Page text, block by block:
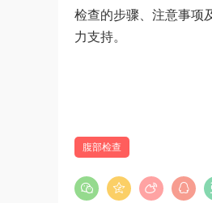
检查的步骤、注意事项
力支持。
腹部检查